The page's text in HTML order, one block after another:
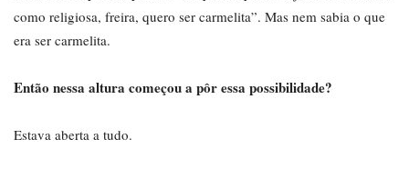
como religiosa, freira, quero ser carmelita”. Mas nem sabia o que
era ser carmelita.
Então nessa altura começou a pôr essa possibilidade?
Estava aberta a tudo.